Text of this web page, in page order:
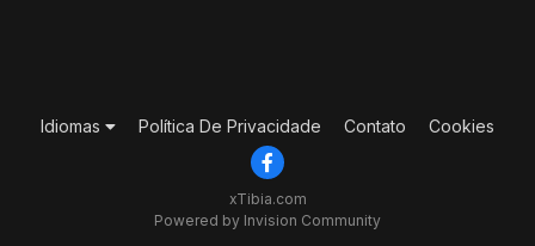
Idiomas Política De Privacidade Contato Cookies
xTibia.com
Powered by Invision Community